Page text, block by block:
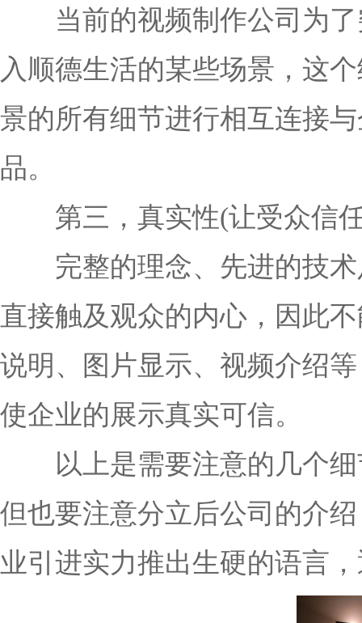
当前的视频制作公司为了
入顺德生活的某些场景，这
景的所有细节进行相互连接
品。
第三，真实性(让受众信任
完整的理念、先进的技术
直接触及观众的内心，因此
说明、图片显示、视频介绍
使企业的展示真实可信。
以上是需要注意的几个细
但也要注意分立后公司的介
业引进实力推出生硬的语言